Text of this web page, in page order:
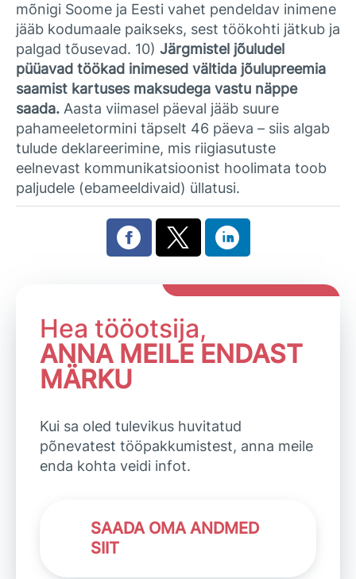
mõnigi Soome ja Eesti vahet pendeldav inimene
jääb kodumaale paikseks, sest töökohti jätkub ja
palgad tõusevad. 10) Järgmistel jõuludel
püüavad töökad inimesed vältida jõulupreemia
saamist kartuses maksudega vastu näppe
saada. Aasta viimasel päeval jääb suure
pahameeletormini täpselt 46 päeva – siis algab
tulude deklareerimine, mis riigiasutuste
eelnevast kommunikatsioonist hoolimata toob
paljudele (ebameeldivaid) üllatusi.
Hea tööotsija,
ANNA MEILE ENDAST
MÄRKU
Kui sa oled tulevikus huvitatud
põnevatest tööpakkumistest, anna meile
enda kohta veidi infot.
SAADA OMA ANDMED
SIIT